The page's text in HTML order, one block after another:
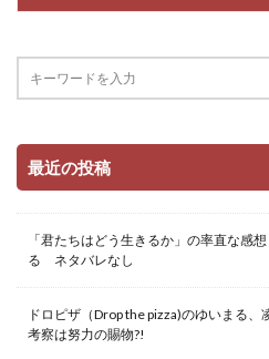
最近の投稿
「君たちはどう生きるか」の率直な
る ネタバレなし
ドロピザ（Drop the pizza)のゆいまる、
考察は努力の賜物?!